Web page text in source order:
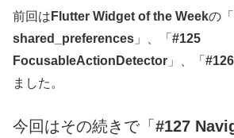
前回は Flutter Widget of the Weekの「
shared_preferences 」、「 #125
FocusableActionDetector 」、「
ました。
今回はその続きで「 #127